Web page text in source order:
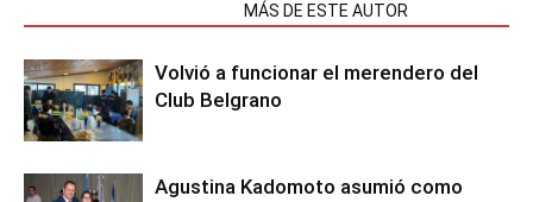
MÁS DE ESTE AUTOR
Volvió a funcionar el merendero del
Club Belgrano
Agustina Kadomoto asumió como